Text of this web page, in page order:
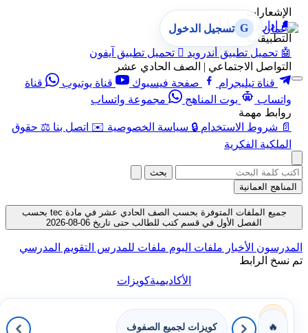
الإشعارات
🔔 إدارة الإشعارات
التطبيقات
🤖 تحميل تطبيق أندرويد  تحميل تطبيق آيفون
التواصل الاجتماعي | الصف الحادي عشر
قناة تيليجرام
صفحة فيسبوك قناة يوتيوب
قناة
واتساب
بوت المناهج
مجموعة واتساب
روابط مهمة
📄 شروط الاستخدام 🔒 سياسة الخصوصية ✉️ اتصل بنا ⚖️ حقوق
الملكية الفكرية
G تسجيل الدخول
بحث
المناهج العمانية
جميع الملفات المتوفرة بحسب الصف الحادي عشر في مادة tec بحسب
الفصل الأول في قسم كتب للطالب حتى تاريخ 06-08-2026
المدرسون الأخبار ملفات اليوم ملفات للمدرس التقويم المدرسي
تم نسخ الرابط
الأكاديميةكويزات
🔥 كويزات لجميع الصفوف